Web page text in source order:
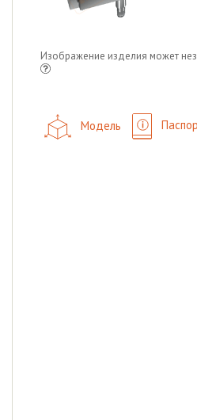
Изображение изделия может
Модель